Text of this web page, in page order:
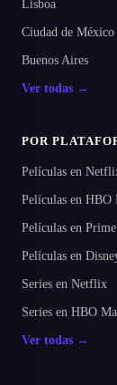
Lisboa
Ciudad de México
Buenos Aires
Ver todas →
POR
Películas en
Películas en HBO
Películas en
Películas en
Series en Netflix
Series en HBO
Ver todas →